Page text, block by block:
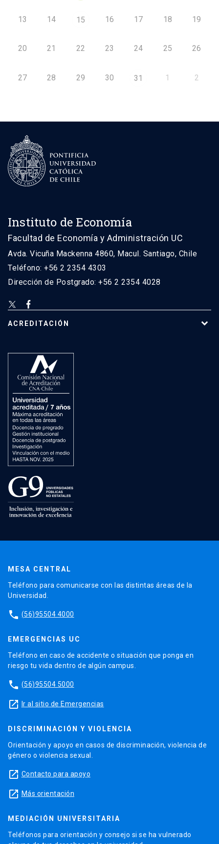
13 14 15 16 17 18 19
20 21 22 23 24 25 26
27 28 29 30 31 1 2
Instituto de Economía
Facultad de Economía y Administración UC
Avda. Vicuña Mackenna 4860, Macul. Santiago, Chile
Teléfono: +56 2 2354 4303
Dirección de Postgrado: +56 2 2354 4028
ACREDITACIÓN
MESA CENTRAL
Teléfono para comunicarse con las distintas áreas de la
Universidad.
phone (56)95504 4000
EMERGENCIAS UC
Teléfono en caso de accidente o situación que ponga en
riesgo tu vida dentro de algún campus.
phone (56)95504 5000
launch Ir al sitio de Emergencias
DISCRIMINACIÓN Y VIOLENCIA
Orientación y apoyo en casos de discriminación, violencia de
género o violencia sexual.
launch Contacto para apoyo
launch Más orientación
MEDIACIÓN UNIVERSITARIA
Teléfonos para orientación y consejo si se ha vulnerado